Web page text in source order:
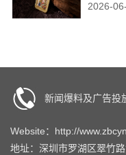
2026-
新闻爆料及广告投
Website：http://
地址：深圳市罗湖区翠竹